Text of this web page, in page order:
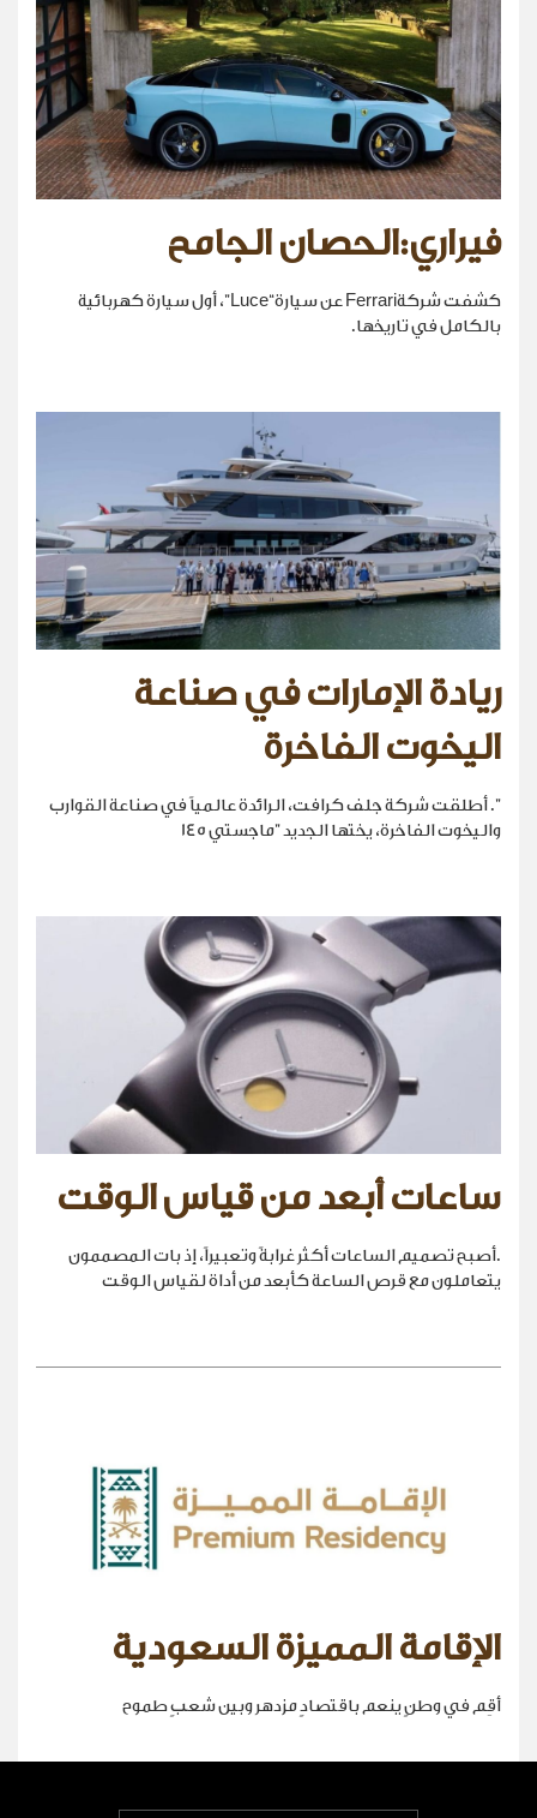
فيراري:الحصان الجامح
كشفت شركةFerrari عن سيارة“Luce”، أول سيارة كهربائية
بالكامل في تاريخها.
ريادة الإمارات في صناعة
اليخوت الفاخرة
". أطلقت شركة جلف كرافت، الرائدة عالمياً في صناعة القوارب
واليخوت الفاخرة، يختها الجديد "ماجستي 145
ساعات أبعد من قياس الوقت
.أصبح تصميم الساعات أكثر غرابةً وتعبيراً، إذ بات المصممون
يتعاملون مع قرص الساعة كأبعد من أداة لقياس الوقت
الإقامة المميزة السعودية
أقِم في وطنٍ ينعم باقتصادٍ مزدهر وبين شعبٍ طموح